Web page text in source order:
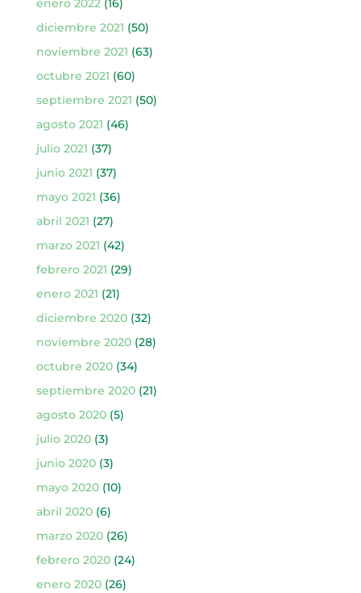
enero 2022(16)
diciembre 2021 (50)
noviembre 2021 (63)
octubre 2021 (60)
septiembre 2021 (50)
agosto 2021 (46)
julio 2021 (37)
junio 2021 (37)
mayo 2021 (36)
abril 2021 (27)
marzo 2021 (42)
febrero 2021 (29)
enero 2021 (21)
diciembre 2020(32)
noviembre 2020(28)
octubre 2020(34)
septiembre 2020(21)
agosto 2020(5)
julio 2020(3)
junio 2020(3)
mayo 2020(10)
abril 2020(6)
marzo 2020(26)
febrero 2020(24)
enero 2020(26)